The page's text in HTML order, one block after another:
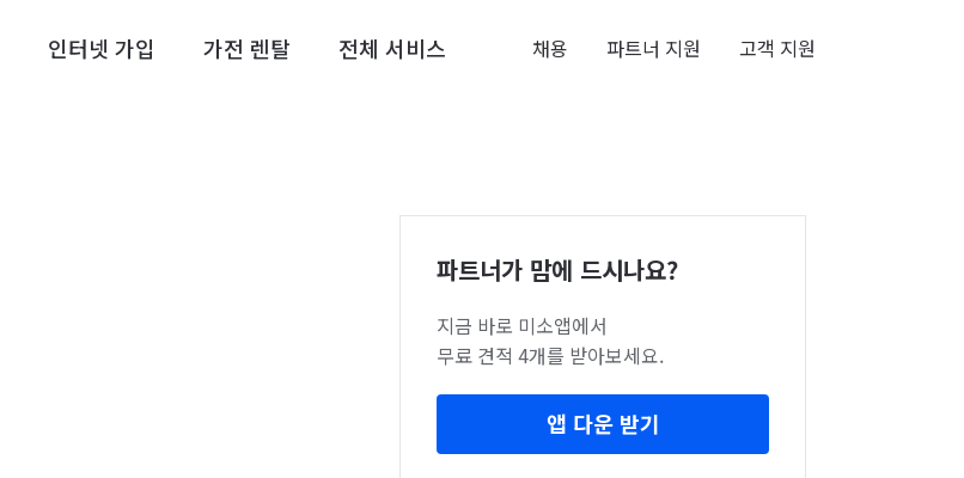
인터넷 가입 가전 렌탈 전체 서비스 채용 파트너 지원 고객 지원
파트너가 맘에 드시나요?
지금 바로 미소앱에서
무료 견적 4개를 받아보세요.
앱 다운 받기